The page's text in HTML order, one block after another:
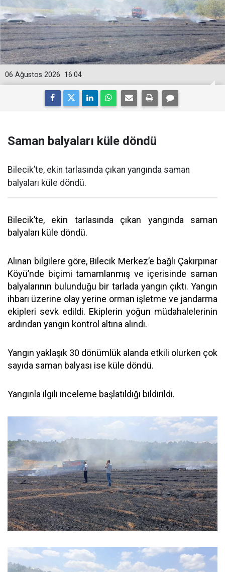
16:04
06 Ağustos 2026
Saman balyaları küle döndü
Bilecik’te, ekin tarlasında çıkan yangında saman
balyaları küle döndü.
Bilecik’te, ekin tarlasında çıkan yangında saman
balyaları küle döndü.
Alınan bilgilere göre, Bilecik Merkez’e bağlı Çakırpınar
Köyü’nde biçimi tamamlanmış ve içerisinde saman
balyalarının bulunduğu bir tarlada yangın çıktı. Yangın
ihbarı üzerine olay yerine orman işletme ve jandarma
ekipleri sevk edildi. Ekiplerin yoğun müdahalelerinin
ardından yangın kontrol altına alındı.
Yangın yaklaşık 30 dönümlük alanda etkili olurken çok
sayıda saman balyası ise küle döndü.
Yangınla ilgili inceleme başlatıldığı bildirildi.